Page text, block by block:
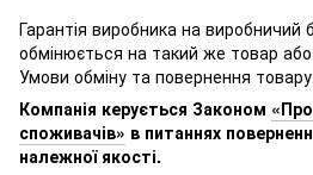
Гарантія виробника на виробничий
обмінюється на такий же товар
Умови обміну та повернення товару
Компанія керується Законом
споживачів» в питаннях
належної якості.